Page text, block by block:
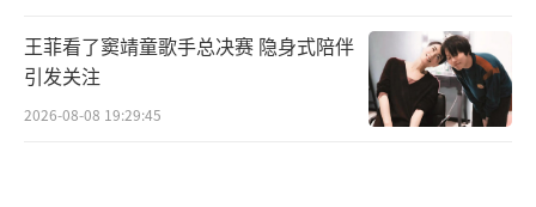
王菲看了窦靖童歌手总决赛 隐身式陪伴
引发关注
2026-08-08 19:29:45